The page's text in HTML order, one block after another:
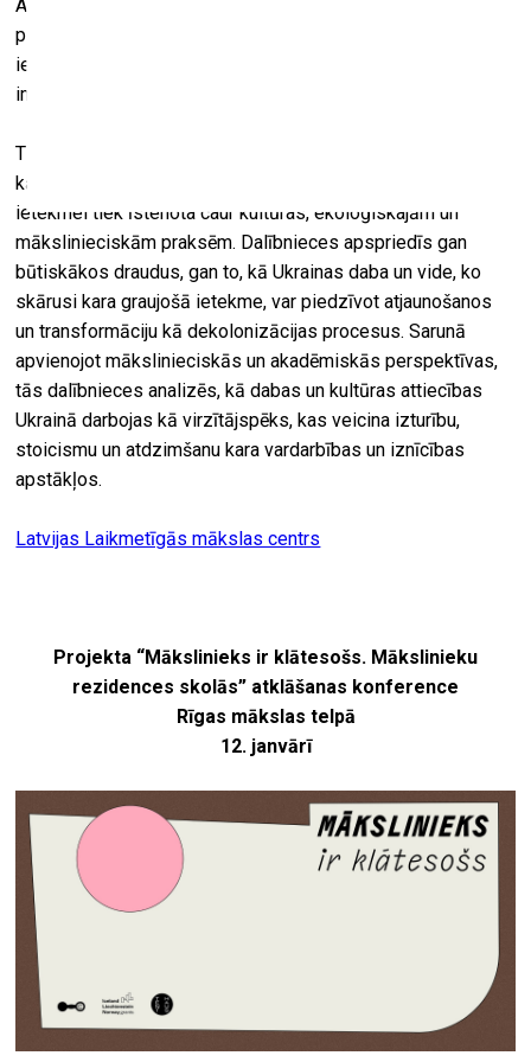
Austrumeiropā un postpadomju reģionā dekoloniālisma
pieejas ir ieguvušas jaunu aktualitāti līdz ar Krievijas
iebrukumu Ukrainā, kura faktiskais mērķis ir atjaunot
imperiālās pagātnes varu.
Tiešsaistes diskusijas uzmanības centrā ir jautājumi par to,
kā pretestība Krievijas karam Ukrainā un tā postošajai
ietekmei tiek īstenota caur kultūras, ekoloģiskajām un
mākslinieciskām praksēm. Dalībnieces apspriedīs gan
būtiskākos draudus, gan to, kā Ukrainas daba un vide, ko
skārusi kara graujošā ietekme, var piedzīvot atjaunošanos
un transformāciju kā dekolonizācijas procesus. Sarunā
apvienojot mākslinieciskās un akadēmiskās perspektīvas,
tās dalībnieces analizēs, kā dabas un kultūras attiecības
Ukrainā darbojas kā virzītājspēks, kas veicina izturību,
stoicismu un atdzimšanu kara vardarbības un iznīcības
apstākļos.
Latvijas Laikmetīgās mākslas centrs
Projekta “Mākslinieks ir klātesošs. Mākslinieku
rezidences skolās” atklāšanas konference
Rīgas mākslas telpā
12. janvārī